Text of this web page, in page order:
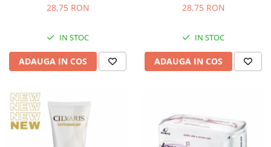
28,75 RON
IN STOC
ADAUGA IN COS
28,75 RON
IN STOC
ADAUGA IN COS